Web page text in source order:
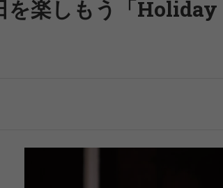
を楽しもう「Holiday